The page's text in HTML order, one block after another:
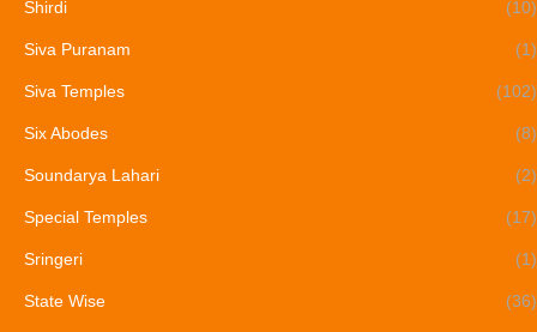
Shirdi (10)
Siva Puranam (1)
Siva Temples (102)
Six Abodes (8)
Soundarya Lahari (2)
Special Temples (17)
Sringeri (1)
State Wise (36)